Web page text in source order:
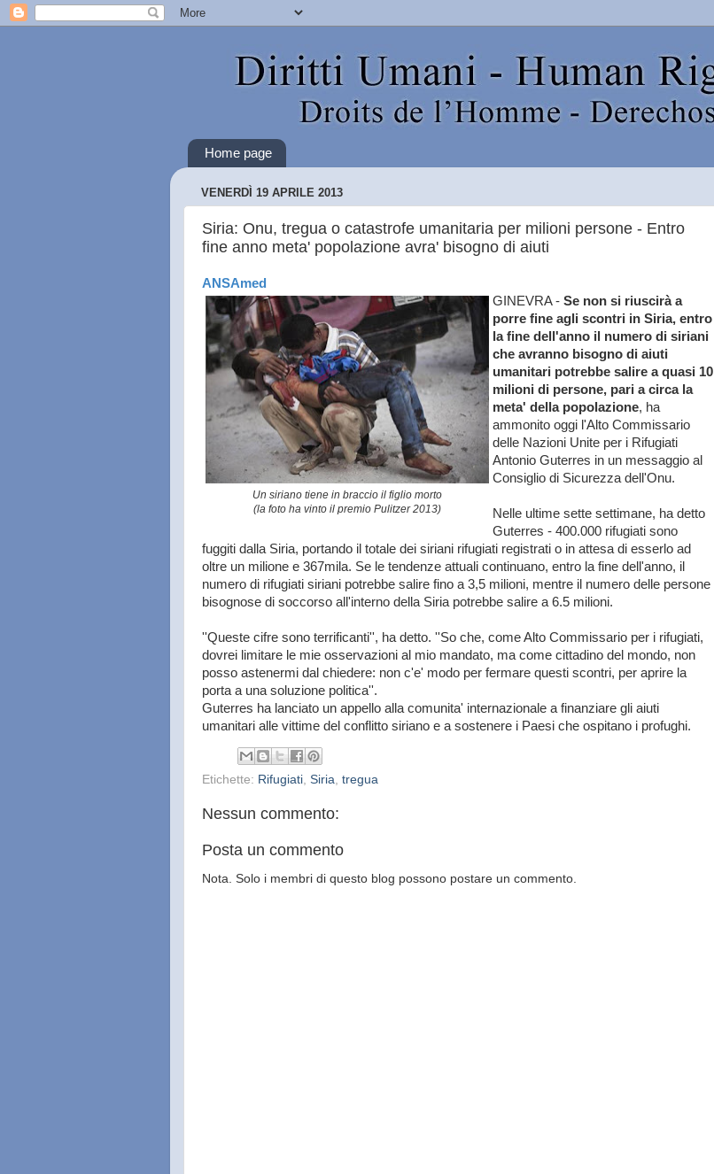
Home page
VENERDÌ 19 APRILE 2013
Siria: Onu, tregua o catastrofe umanitaria per milioni persone - Entro
fine anno meta' popolazione avra' bisogno di aiuti
ANSAmed
Un siriano tiene in braccio il figlio morto
(la foto ha vinto il premio Pulitzer 2013)
GINEVRA - Se non si riuscirà a
porre fine agli scontri in Siria, entro
la fine dell'anno il numero di siriani
che avranno bisogno di aiuti
umanitari potrebbe salire a quasi 10
milioni di persone, pari a circa la
meta' della popolazione, ha
ammonito oggi l'Alto Commissario
delle Nazioni Unite per i Rifugiati
Antonio Guterres in un messaggio al
Consiglio di Sicurezza dell'Onu.
Nelle ultime sette settimane, ha detto
Guterres - 400.000 rifugiati sono
fuggiti dalla Siria, portando il totale dei siriani rifugiati registrati o in attesa di esserlo ad
oltre un milione e 367mila. Se le tendenze attuali continuano, entro la fine dell'anno, il
numero di rifugiati siriani potrebbe salire fino a 3,5 milioni, mentre il numero delle persone
bisognose di soccorso all'interno della Siria potrebbe salire a 6.5 milioni.
''Queste cifre sono terrificanti'', ha detto. ''So che, come Alto Commissario per i rifugiati,
dovrei limitare le mie osservazioni al mio mandato, ma come cittadino del mondo, non
posso astenermi dal chiedere: non c'e' modo per fermare questi scontri, per aprire la
porta a una soluzione politica''.
Guterres ha lanciato un appello alla comunita' internazionale a finanziare gli aiuti
umanitari alle vittime del conflitto siriano e a sostenere i Paesi che ospitano i profughi.
Etichette: Rifugiati Siria tregua
Nessun commento:
Posta un commento
Nota. Solo i membri di questo blog possono postare un commento.